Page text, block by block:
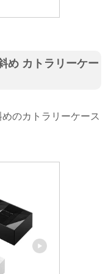
め カトラリーケー
のカトラリーケース